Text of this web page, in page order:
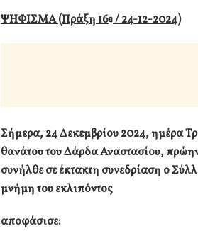
ΨΗΦΙΣΜΑ(Πράξη 16η/ 24-12-2024)
Σήμερα, 24 Δεκεμβρίου 2024, ημέρα
θανάτου του Δάρδα Αναστασίου,
συνήλθε σε έκτακτη συνεδρίαση ο
μνήμη του εκλιπόντος
αποφάσισε: